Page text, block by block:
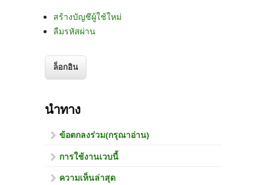
สร้างบัญชีผู้ใช้ใหม่
ลืมรหัสผ่าน
นำทาง
ข้อตกลงร่วม(กรุณาอ่าน)
การใช้งานเวบนี้
ความเห็นล่าสุด